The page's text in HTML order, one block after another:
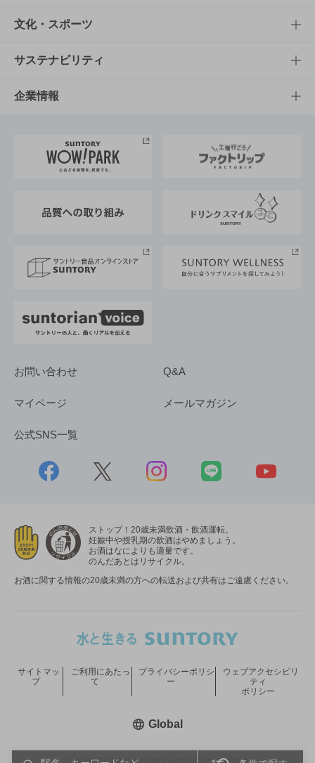
商品一覧
商品発売情報
栄養成分一覧
知る・楽しむTOP
キャンペーン
工場見学
地域情報
文化・スポーツ
文化・スポーツTOP
サントリーホール
サントリーサンバーズ大阪
サステナビリティ
サステナビリティTOP
サントリーが考えるサステナビリティ経営
企業情報
企業概要
採用情報
お問い合わせ Q&A
マイページ メールマガジン
公式SNS一覧
ストップ！20歳未満飲酒・飲酒運転。
妊娠中や授乳期の飲酒はやめましょう。
お酒はなによりも適量です。
のんだあとはリサイクル。
お酒に関する情報の20歳未満の方への転送および共有はご遠慮ください。
サイトマッ
プ
ご利用にあたっ
て
プライバシーポリシ
ー
ウェブアクセシビリ
ティ
ポリシー
Global新しいウィンドウで開く